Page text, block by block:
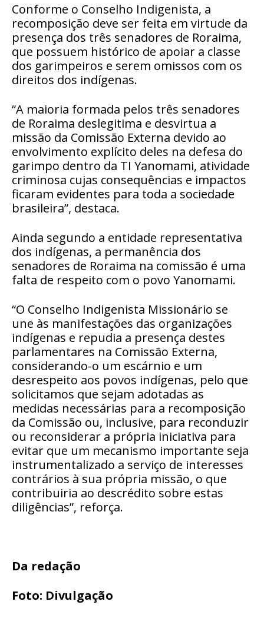
Conforme o Conselho Indigenista, a
recomposição deve ser feita em virtude da
presença dos três senadores de Roraima,
que possuem histórico de apoiar a classe
dos garimpeiros e serem omissos com os
direitos dos indígenas.
“A maioria formada pelos três senadores
de Roraima deslegitima e desvirtua a
missão da Comissão Externa devido ao
envolvimento explícito deles na defesa do
garimpo dentro da TI Yanomami, atividade
criminosa cujas consequências e impactos
ficaram evidentes para toda a sociedade
brasileira”, destaca.
Ainda segundo a entidade representativa
dos indígenas, a permanência dos
senadores de Roraima na comissão é uma
falta de respeito com o povo Yanomami.
“O Conselho Indigenista Missionário se
une às manifestações das organizações
indígenas e repudia a presença destes
parlamentares na Comissão Externa,
considerando-o um escárnio e um
desrespeito aos povos indígenas, pelo que
solicitamos que sejam adotadas as
medidas necessárias para a recomposição
da Comissão ou, inclusive, para reconduzir
ou reconsiderar a própria iniciativa para
evitar que um mecanismo importante seja
instrumentalizado a serviço de interesses
contrários à sua própria missão, o que
contribuiria ao descrédito sobre estas
diligências”, reforça.
Da redação
Foto: Divulgação